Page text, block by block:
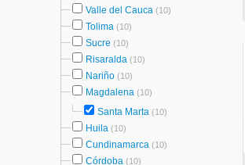
Valle del Cauca (10)
Tolima (10)
Sucre (10)
Risaralda (10)
Nariño (10)
Magdalena (10)
Santa Marta (10)
Huila (10)
Cundinamarca (10)
Córdoba (10)